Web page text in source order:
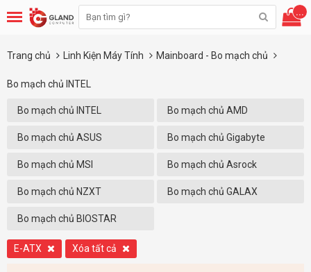
...
Trang chủ Linh Kiện Máy Tính Mainboard - Bo mạch chủ
Bo mạch chủ INTEL
Bo mạch chủ INTEL Bo mạch chủ AMD
Bo mạch chủ ASUS Bo mạch chủ Gigabyte
Bo mạch chủ MSI Bo mạch chủ Asrock
Bo mạch chủ NZXT Bo mạch chủ GALAX
Bo mạch chủ BIOSTAR
E-ATX Xóa tất cả